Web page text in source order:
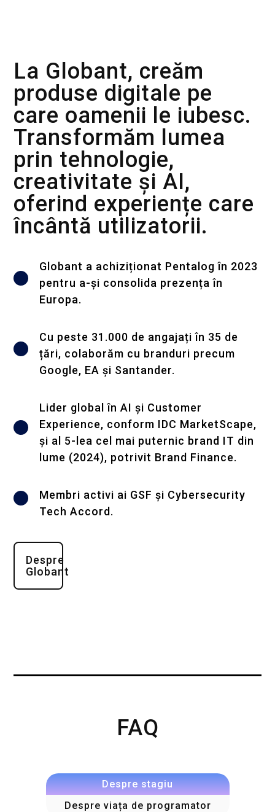
La Globant, creăm
produse digitale pe
care oamenii le iubesc.
Transformăm lumea
prin tehnologie,
creativitate și AI,
oferind experiențe care
încântă utilizatorii.
Globant a achiziționat Pentalog în 2023
pentru a-și consolida prezența în
Europa.
Cu peste 31.000 de angajați în 35 de
țări, colaborăm cu branduri precum
Google, EA și Santander.
Lider global în AI și Customer
Experience, conform IDC MarketScape,
și al 5-lea cel mai puternic brand IT din
lume (2024), potrivit Brand Finance.
Membri activi ai GSF și Cybersecurity
Tech Accord.
Despre
Globant
FAQ
Despre stagiu
Despre viața de programator